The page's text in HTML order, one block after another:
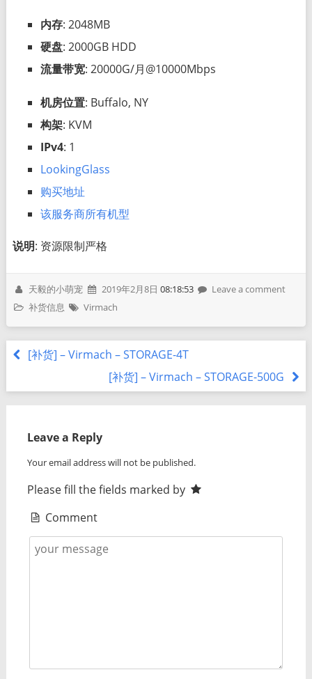
内存: 2048MB
硬盘: 2000GB HDD
流量带宽: 20000G/月@10000Mbps
机房位置: Buffalo, NY
构架: KVM
IPv4: 1
LookingGlass
购买地址
该服务商所有机型
说明: 资源限制严格
天毅的小萌宠 2019年2月8日 08:18:53
Leave a comment
补货信息
Virmach
[补货] – Virmach – STORAGE-4T
[补货] – Virmach – STORAGE-500G
Leave a Reply
Your email address will not be published.
Please fill the fields marked by
Comment